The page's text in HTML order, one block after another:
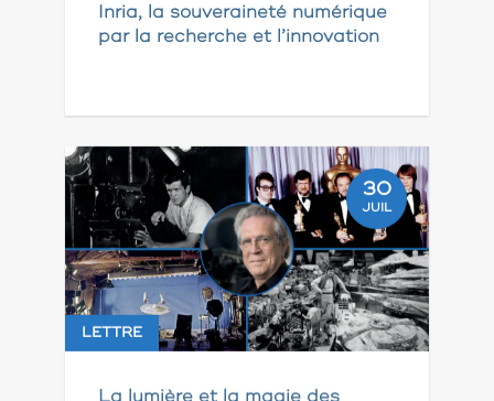
Inria, la souveraineté numérique
par la recherche et l’innovation
30
JUIL
LETTRE